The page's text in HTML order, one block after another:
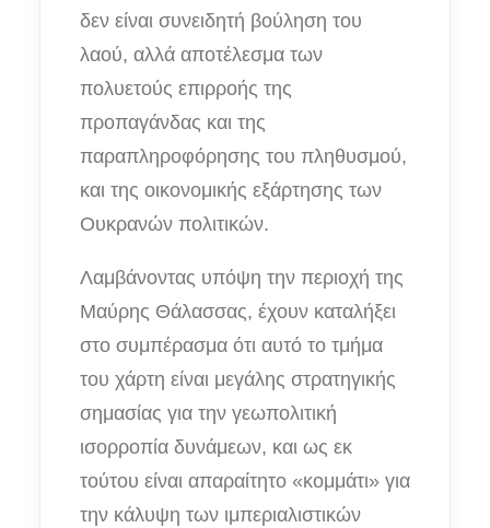
δεν είναι συνειδητή βούληση του
λαού, αλλά αποτέλεσμα των
πολυετούς επιρροής της
προπαγάνδας και της
παραπληροφόρησης του πληθυσμού,
και της οικονομικής εξάρτησης των
Ουκρανών πολιτικών.
Λαμβάνοντας υπόψη την περιοχή της
Μαύρης Θάλασσας, έχουν καταλήξει
στο συμπέρασμα ότι αυτό το τμήμα
του χάρτη είναι μεγάλης στρατηγικής
σημασίας για την γεωπολιτική
ισορροπία δυνάμεων, και ως εκ
τούτου είναι απαραίτητο «κομμάτι» για
την κάλυψη των ιμπεριαλιστικών